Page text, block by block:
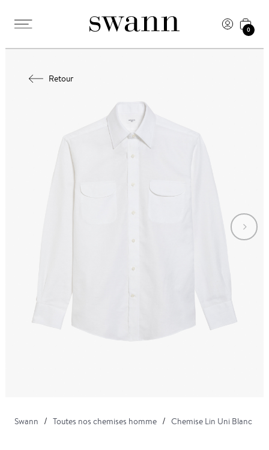
0
Retour
Swann Toutes nos chemises homme Chemise Lin Uni Blanc